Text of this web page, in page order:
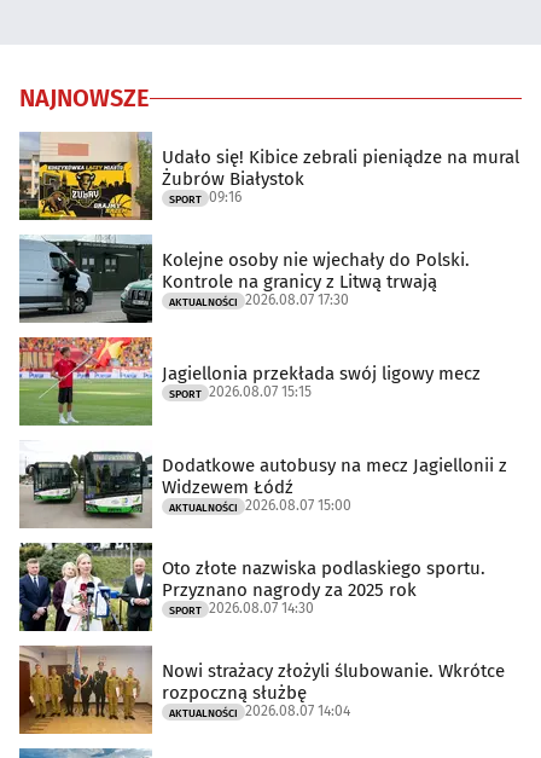
NAJNOWSZE
Udało się! Kibice zebrali pieniądze na mural
Żubrów Białystok
SPORT 09:16
Kolejne osoby nie wjechały do Polski.
Kontrole na granicy z Litwą trwają
AKTUALNOŚCI 2026.08.07 17:30
Jagiellonia przekłada swój ligowy mecz
SPORT 2026.08.07 15:15
Dodatkowe autobusy na mecz Jagiellonii z
Widzewem Łódź
AKTUALNOŚCI 2026.08.07 15:00
Oto złote nazwiska podlaskiego sportu.
Przyznano nagrody za 2025 rok
SPORT 2026.08.07 14:30
Nowi strażacy złożyli ślubowanie. Wkrótce
rozpoczną służbę
AKTUALNOŚCI 2026.08.07 14:04